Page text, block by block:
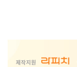
제작지원